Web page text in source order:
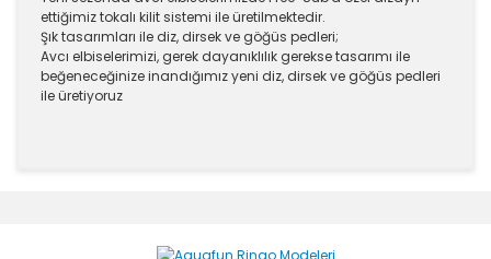
ettiğimiz tokalı kilit sistemi ile üretilmektedir.
Şık tasarımları ile diz, dirsek ve göğüs pedleri;
Avcı elbiselerimizi, gerek dayanıklılık gerekse tasarımı ile
beğeneceğinize inandığımız yeni diz, dirsek ve göğüs pedleri
ile üretiyoruz